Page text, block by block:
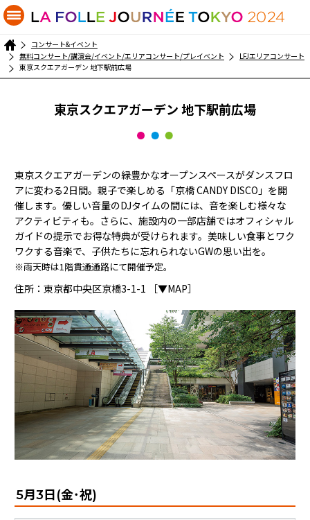
コンサート&イベント
無料コンサート/講演会/イベント/エリアコンサート/プレイベント
LFJエリアコンサート
東京スクエアガーデン 地下駅前広場
東京スクエアガーデン 地下駅前広場
東京スクエアガーデンの緑豊かなオープンスペースがダンスフロ
アに変わる2日間。親子で楽しめる「京橋 CANDY DISCO」を開
催します。優しい音量のDJタイムの間には、音を楽しむ様々な
アクティビティも。さらに、施設内の一部店舗ではオフィシャル
ガイドの提示でお得な特典が受けられます。美味しい食事とワク
ワクする音楽で、子供たちに忘れられないGWの思い出を。
※雨天時は1階貫通通路にて開催予定。
住所：東京都中央区京橋3-1-1 ［▼MAP］
5月3日(金･祝)